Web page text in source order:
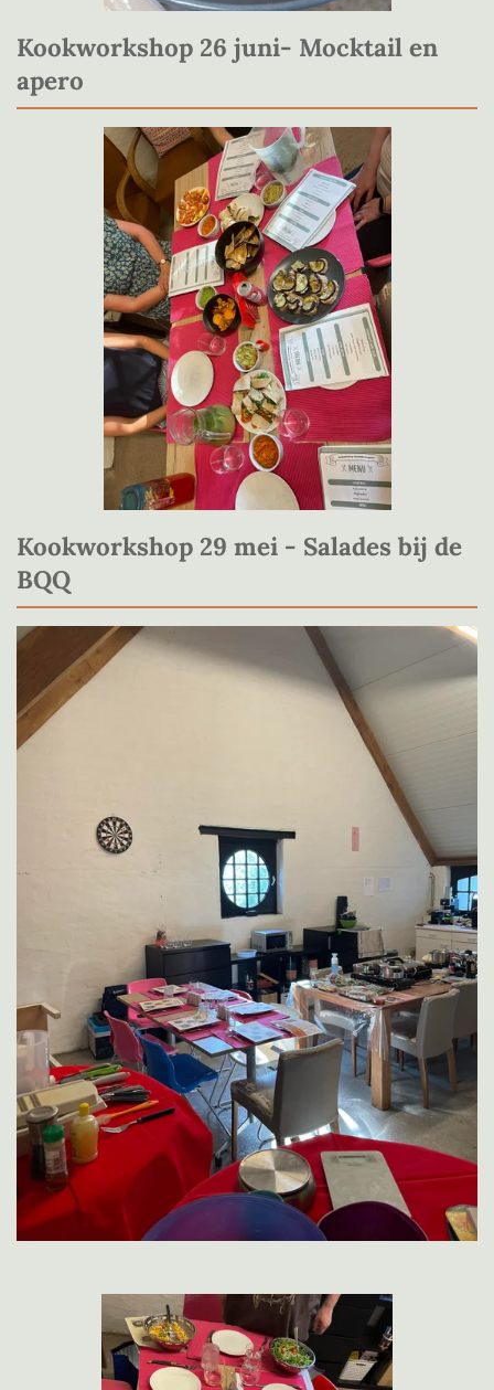
Kookworkshop 26 juni- Mocktail en
apero
Kookworkshop 29 mei - Salades bij de
BQQ